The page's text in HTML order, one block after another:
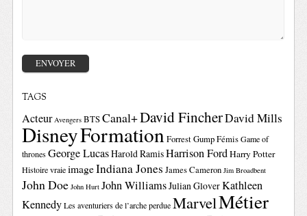
TAGS
Acteur Avengers BTSCanal+David FincherDavid Mills
DisneyFormationForrest GumpFémis Game of
thrones George LucasHarold RamisHarrison FordHarry Potter
Histoire vraie imageIndiana Jones James Cameron Jim Broadbent
John Doe John Hurt John WilliamsJulian GloverKathleen
Kennedy Les aventuriers de l’arche perdue MarvelMétier